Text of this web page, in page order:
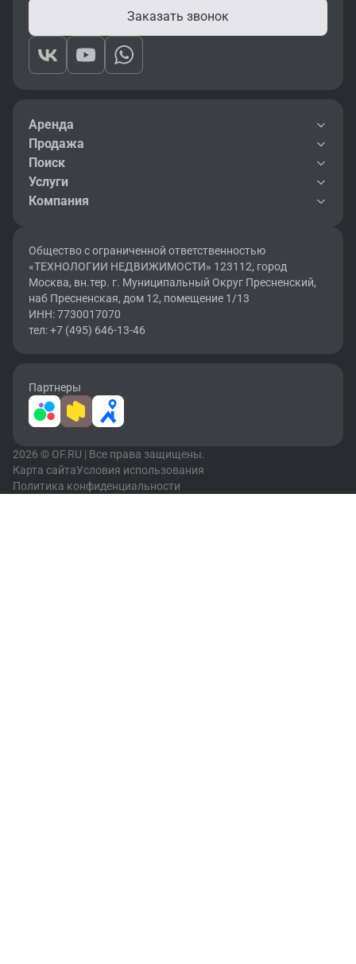
Заказать звонок
Аренда
Продажа
Поиск
Услуги
Компания
Общество с ограниченной ответственностью
«ТЕХНОЛОГИИ НЕДВИЖИМОСТИ» 123112, город
Москва, вн.тер. г. Муниципальный Округ Пресненский,
наб Пресненская, дом 12, помещение 1/13
ИНН: 7730017070
тел: +7 (495) 646-13-46
Партнеры
2026 © OF.RU | Все права защищены.
Карта сайтаУсловия использования
Политика конфиденциальности